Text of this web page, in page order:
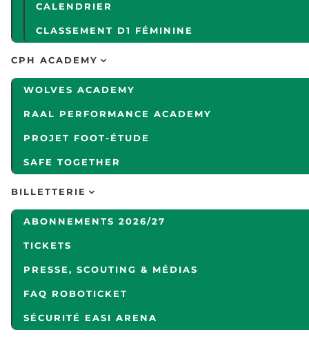
CALENDRIER
CLASSEMENT D1 FÉMININE
CPH ACADEMY
WOLVES ACADEMY
RAAL PERFORMANCE ACADEMY
PROJET FOOT-ÉTUDE
SAFE TOGETHER
BILLETTERIE
ABONNEMENTS 2026/27
TICKETS
PRESSE, SCOUTING & MÉDIAS
FAQ ROBOTICKET
SÉCURITÉ EASI ARENA